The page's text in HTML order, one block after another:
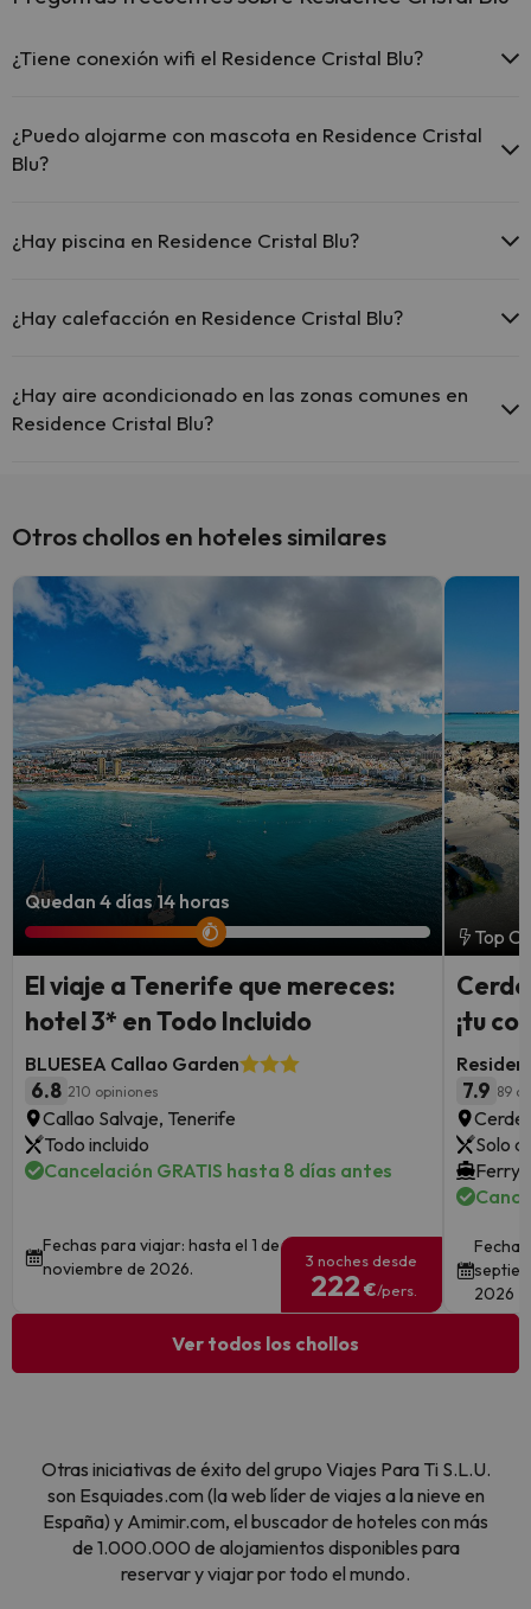
¿Tiene conexión wifi el Residence Cristal Blu?
comunes.
¿Puedo alojarme con mascota en Residence Cristal
Blu?
pago directo en hotel). Consulta las condiciones.
¿Hay piscina en Residence Cristal Blu?
pago) Aquí tienes más info sobre la piscina y otras instalaciones.
¿Hay calefacción en Residence Cristal Blu?
¿Hay aire acondicionado en las zonas comunes en
Residence Cristal Blu?
Otros chollos en hoteles similares
Quedan 4 días 14 horas
El viaje a Tenerife que mereces:
hotel 3* en Todo Incluido
BLUESEA Callao Garden
6.8 210 opiniones
Callao Salvaje, Tenerife
Todo incluido
Cancelación GRATIS hasta 8 días antes
Fechas para viajar: hasta el 1 de
noviembre de 2026.
3 noches desde
222 €/pers.
Top
¡tu
7.9 89
Solo
Ferry
2026
Ver todos los chollos
Otras iniciativas de éxito del grupo Viajes Para Ti S.L.U.
son Esquiades.com (la web líder de viajes a la nieve en
España) y Amimir.com, el buscador de hoteles con más
de 1.000.000 de alojamientos disponibles para
reservar y viajar por todo el mundo.